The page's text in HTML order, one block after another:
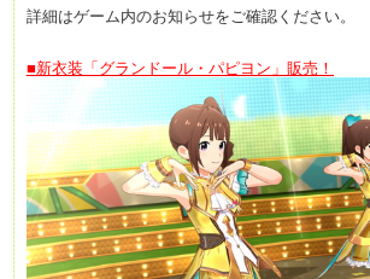
詳細はゲーム内のお知らせをご確認ください。
■新衣装「グランドール・パピヨン」販売！